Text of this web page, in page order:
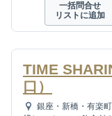
一括問合せ
リストに追加
TIME
口）
銀座・新橋・有楽